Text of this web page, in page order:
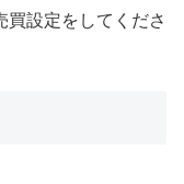
買設定をしてくださ